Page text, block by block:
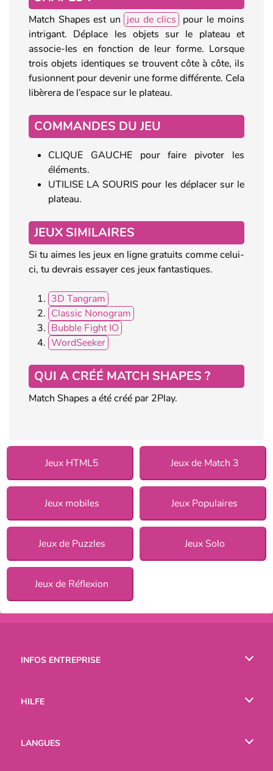
Match Shapes est un jeu de clics pour le moins
intrigant. Déplace les objets sur le plateau et
associe-les en fonction de leur forme. Lorsque
trois objets identiques se trouvent côte à côte, ils
fusionnent pour devenir une forme différente. Cela
libèrera de l’espace sur le plateau.
COMMANDES DU JEU
CLIQUE GAUCHE pour faire pivoter les
éléments.
UTILISE LA SOURIS pour les déplacer sur le
plateau.
JEUX SIMILAIRES
Si tu aimes les jeux en ligne gratuits comme celui-
ci, tu devrais essayer ces jeux fantastiques.
3D Tangram
Classic Nonogram
Bubble Fight IO
WordSeeker
QUI A CRÉÉ MATCH SHAPES ?
Match Shapes a été créé par 2Play.
Jeux HTML5 Jeux de Match 3
Jeux mobiles Jeux Populaires
Jeux de Puzzles Jeux Solo
Jeux de Réflexion
INFOS ENTREPRISE
HILFE
LANGUES